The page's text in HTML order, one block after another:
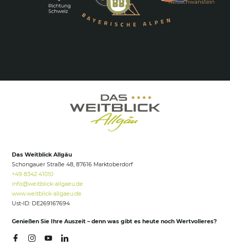
Das Weitblick Allgäu
Schongauer Straße 48, 87616 Marktoberdorf
+49 8342 41010
info@weitblick-allgaeu.de
www.weitblick-allgaeu.de
Ust-ID: DE269167694
Genießen Sie Ihre Auszeit – denn was gibt es heute noch Wertvolleres?